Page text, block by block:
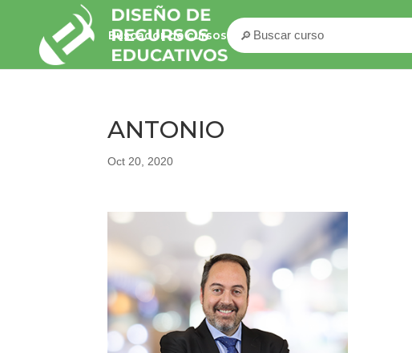
Buscador de cursos 🔎
ANTONIO
Oct 20, 2020